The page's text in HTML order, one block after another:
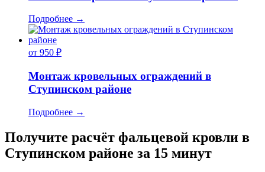
Подробнее →
от 950 ₽
Монтаж кровельных ограждений в
Ступинском районе
Подробнее →
Получите расчёт фальцевой кровли в
Ступинском районе за 15 минут